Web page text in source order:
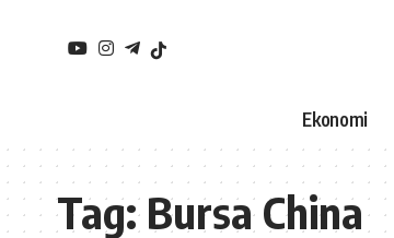
Ekonomi
Tag:Bursa China